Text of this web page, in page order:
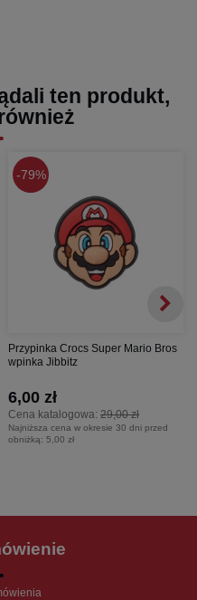
ten produkt,
79%
Przypinka Crocs Super Mario Bros
wpinka Jibbitz
Cena katalogowa: 29,00 zł
6,00 zł
Najniższa cena w okresie 30 dni przed
obniżką: 5,00 zł